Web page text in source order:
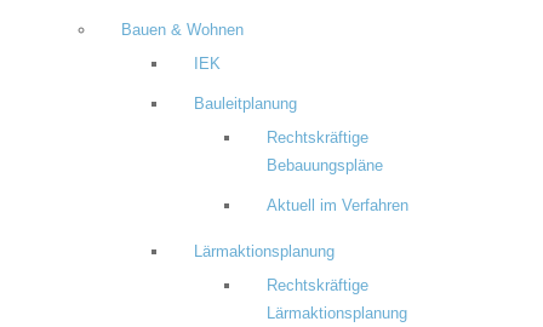
Bauen & Wohnen
IEK
Bauleitplanung
Rechtskräftige
Bebauungspläne
Aktuell im Verfahren
Lärmaktionsplanung
Rechtskräftige
Lärmaktionsplanung